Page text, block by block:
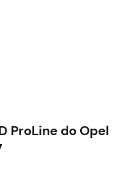
ProLine do Opel